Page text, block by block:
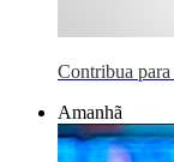
Contribua
Amanhã